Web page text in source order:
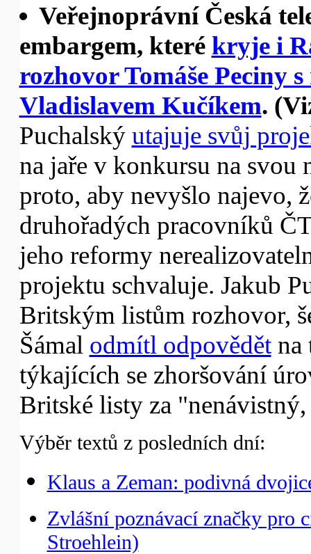
Veřejnoprávní Česká
embargem, které kryje i
rozhovor Tomáše Peciny
Vladislavem Kučíkem.
Puchalský utajuje svůj
na jaře v konkursu na
proto, aby nevyšlo najevo,
druhořadých pracovníků
jeho reformy
projektu schvaluje. Jakub
Britským listům rozhovor,
Šámal odmítl odpovědětna
týkajících se zhoršování
Britské listy za
Výběr textů z posledních dní:
Klaus a Zeman: podivná
Zvlášní poznávací značky pro
Stroehlein)